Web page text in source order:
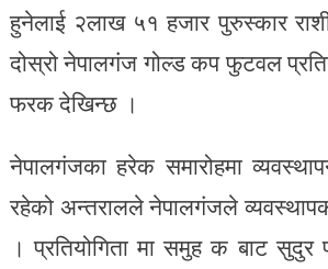
हुनेलाई २लाख ५१ हजार पुरुस्कार राशी
दोस्रो नेपालगंज गोल्ड कप फुटवल
फरक देखिन्छ ।
नेपालगंजका हरेक समारोहमा
रहेको अन्तरालले नेपालगंजले
। प्रतियोगिता मा समुह क बाट सुदुर